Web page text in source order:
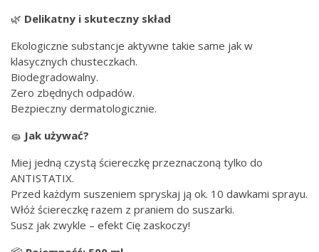
🌿 Delikatny i skuteczny skład
Ekologiczne substancje aktywne takie same jak w
klasycznych chusteczkach.
Biodegradowalny.
Zero zbędnych odpadów.
Bezpieczny dermatologicznie.
🧽 Jak używać?
Miej jedną czystą ściereczkę przeznaczoną tylko do
ANTISTATIX.
Przed każdym suszeniem spryskaj ją ok. 10 dawkami sprayu.
Włóż ściereczkę razem z praniem do suszarki.
Susz jak zwykle – efekt Cię zaskoczy!